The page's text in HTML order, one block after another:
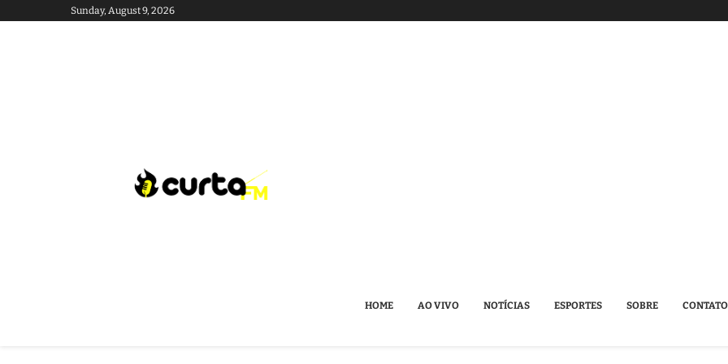
Sunday, August 9, 2026
HOME AO VIVO NOTÍCIAS ESPORTES SOBRE CONTATO